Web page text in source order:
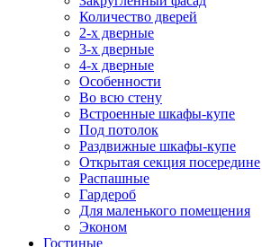
Количество дверей
2-х дверные
3-х дверные
4-х дверные
Особенности
Во всю стену
Встроенные шкафы-купе
Под потолок
Раздвижные шкафы-купе
Открытая секция посередине
Распашные
Гардероб
Для маленького помещения
Эконом
Гостиные